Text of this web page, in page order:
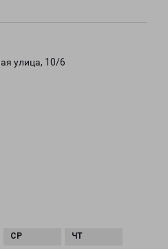
улица, 10/6